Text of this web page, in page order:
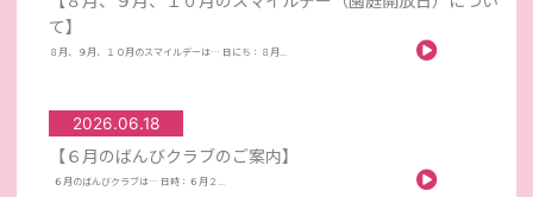
て】
８月、９月、１０月のスマイルデーは… 日にち：８月...
2026.06.18
【６月のばんびクラブのご案内】
６月のばんびクラブは… 日時：６月２...